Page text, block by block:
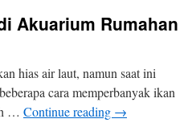
Akuarium Rumahan
hias air laut, namun saat ini
cara memperbanyak ikan
… Continue reading →